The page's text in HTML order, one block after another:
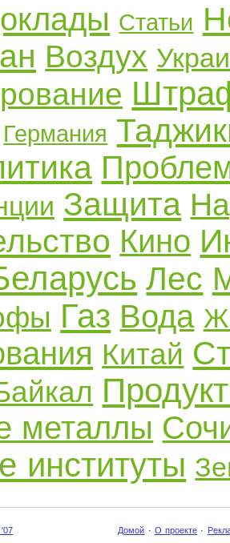
Статьи
Воздух
Германия
Защита
Кино
Лес
Газ Вода
Китай
металлы
институты
Домой · О проекте ·